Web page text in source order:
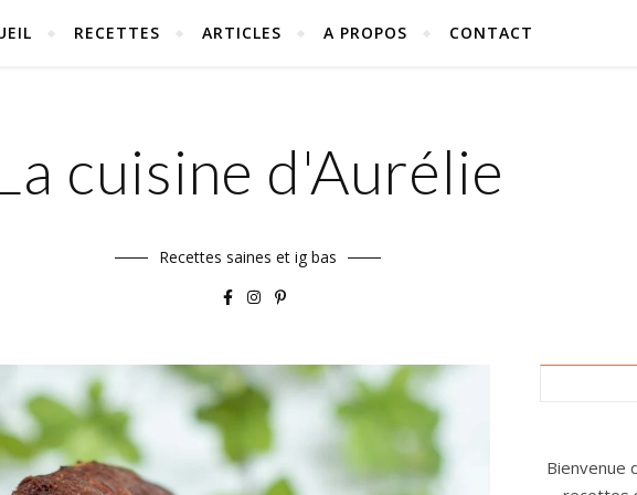
RECETTES ARTICLES A PROPOS CONTACT
cuisine d'Aurélie
Recettes saines et ig bas
Bienvenue